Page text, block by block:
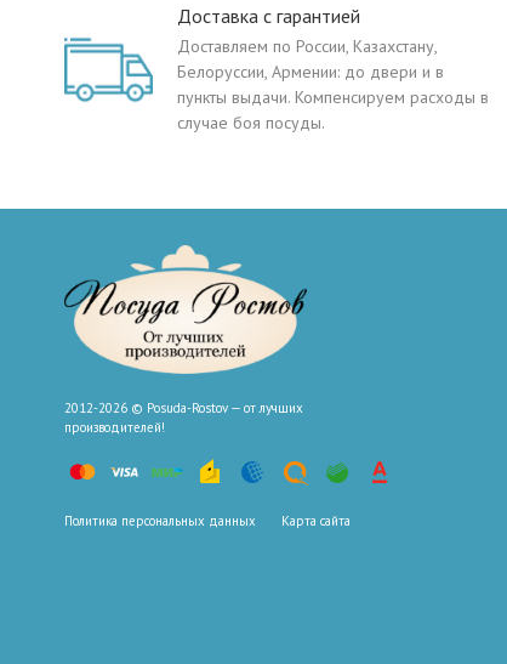
Доставка с гарантией
Доставляем по России, Казахстану,
Белоруссии, Армении: до двери и в
пункты выдачи. Компенсируем расходы в
случае боя посуды.
2012-2026 © Posuda-Rostov — от лучших
производителей!
Политика персональных данных Карта сайта